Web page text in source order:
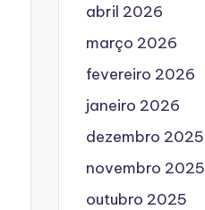
abril 2026
março 2026
fevereiro 2026
janeiro 2026
dezembro 2025
novembro 2025
outubro 2025